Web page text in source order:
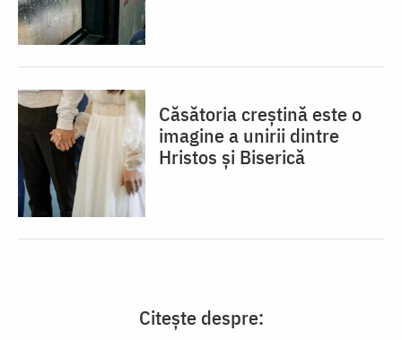
Căsătoria creștină este o
imagine a unirii dintre
Hristos și Biserică
Citește despre: